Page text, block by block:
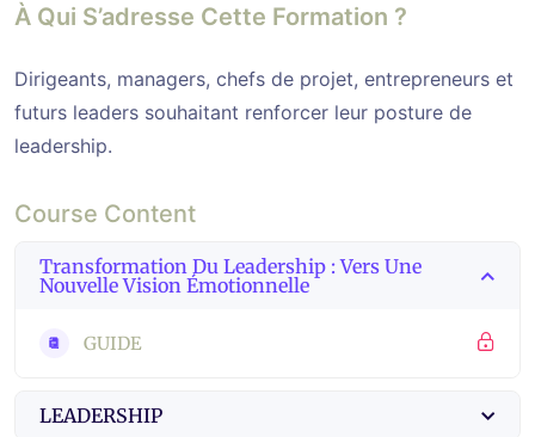
À Qui S’adresse Cette Formation ?
Dirigeants, managers, chefs de projet, entrepreneurs et
futurs leaders souhaitant renforcer leur posture de
leadership.
Course Content
Transformation Du Leadership : Vers Une
Nouvelle Vision Émotionnelle
GUIDE
LEADERSHIP